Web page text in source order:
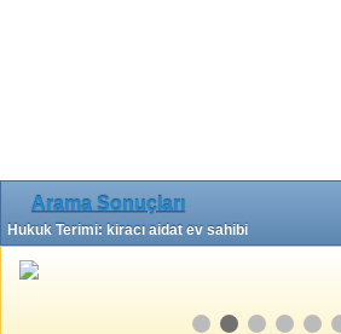
Arama Sonuçları
Hukuk Terimi: kiracı aidat ev sahibi